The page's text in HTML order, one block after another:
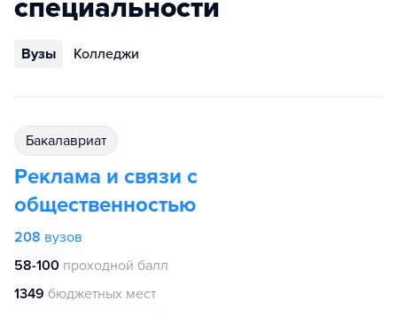
специальности
Вузы Колледжи
бакалавриат
Реклама и связи с
общественностью
208 вузов
58-100 проходной балл
1349 бюджетных мест